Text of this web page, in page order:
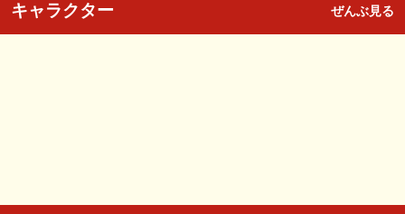
キャラクター ぜんぶ見る